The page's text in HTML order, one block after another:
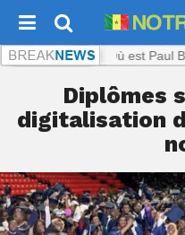
: Où est Paul Biya ?
Diplômes
digitalisation